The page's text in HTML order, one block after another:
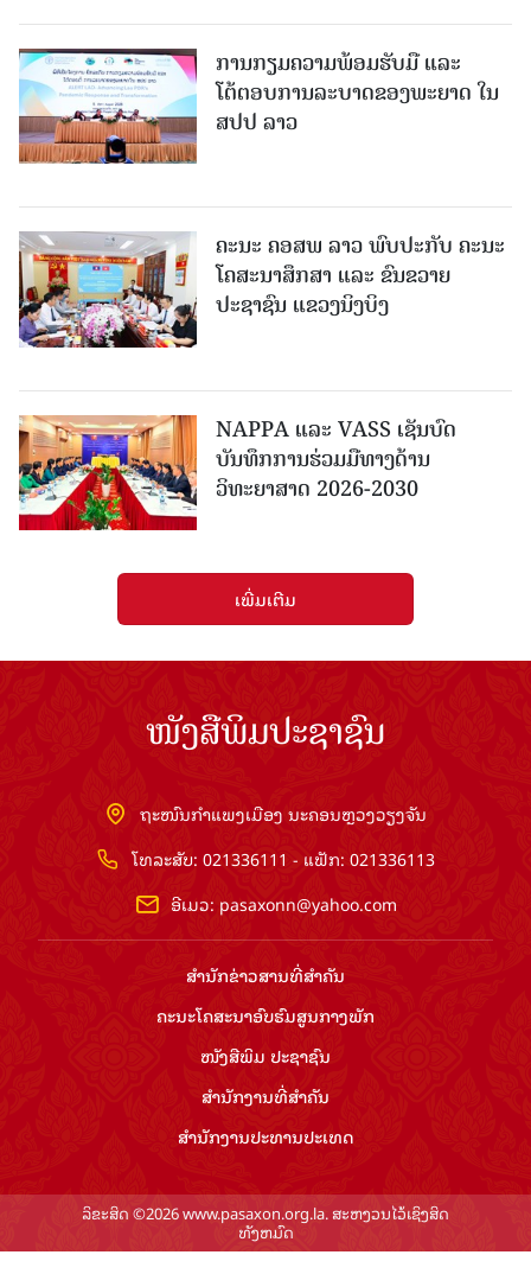
ການກຽມຄວາມພ້ອມຮັບມື ແລະ
ໂຕ້ຕອບການລະບາດຂອງພະຍາດ ໃນ
ສປປ ລາວ
ຄະນະ ຄອສພ ລາວ ພົບປະກັບ ຄະນະ
ໂຄສະນາສຶກສາ ແລະ ຂົນຂວາຍ
ປະຊາຊົນ ແຂວງນິງບິງ
NAPPA ແລະ VASS ເຊັນບົດ
ບັນທຶກການຮ່ວມມືທາງດ້ານ
ວິທະຍາສາດ 2026-2030
ເພີ່ມເຕີມ
ໜັງສືພິມປະຊາຊົນ
ຖະໜົນກຳແພງເມືອງ ນະຄອນຫຼວງວຽງຈັນ
ໂທລະສັບ: 021336111 - ແຟັກ: 021336113
ອີເມວ: pasaxonn@yahoo.com
ສຳ​ນັກ​ຂ່າວ​ສານ​ທີ່​ສຳ​ຄັນ​
ຄະນະໂຄສະນາອົບຮົມ​ສູນ​ກາງ​ພັກ
ໜັງສືພິມ ປະ​ຊາ​ຊົນ
ສຳ​ນັກ​ງານ​ທີ່​ສຳ​ຄັນ
ສຳ​ນັກ​ງານ​ປະ​ທານ​ປະ​ເທດ
ລິຂະສິດ ©2026 www.pasaxon.org.la. ສະຫງວນໄວ້ເຊິງສິດ
ທັງຫມົດ